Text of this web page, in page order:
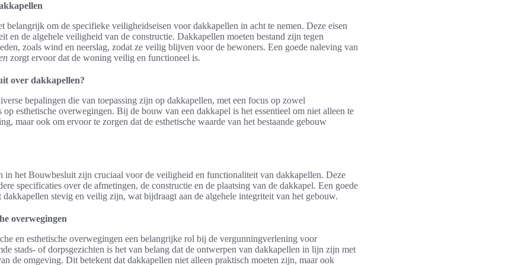
belangrijk om de specifieke veiligheidseisen voor dakkapellen in acht te nemen. Deze eisen
en de algehele veiligheid van de constructie. Dakkapellen moeten bestand zijn tegen
zoals wind en neerslag, zodat ze veilig blijven voor de bewoners. Een goede naleving van
zorgt ervoor dat de woning veilig en functioneel is.
over dakkapellen?
bepalingen die van toepassing zijn op dakkapellen, met een focus op zowel
op esthetische overwegingen. Bij de bouw van een dakkapel is het essentieel om niet alleen te
maar ook om ervoor te zorgen dat de esthetische waarde van het bestaande gebouw
in het Bouwbesluit zijn cruciaal voor de veiligheid en functionaliteit van dakkapellen. Deze
specificaties over de afmetingen, de constructie en de plaatsing van de dakkapel. Een goede
stevig en veilig zijn, wat bijdraagt aan de algehele integriteit van het gebouw.
overwegingen
en esthetische overwegingen een belangrijke rol bij de vergunningverlening voor
stads- of dorpsgezichten is het van belang dat de ontwerpen van dakkapellen in lijn zijn met
de omgeving. Dit betekent dat dakkapellen niet alleen praktisch moeten zijn, maar ook